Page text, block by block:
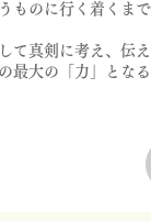
ものに行く着くま
て真剣に考え、伝
最大の「力」とな